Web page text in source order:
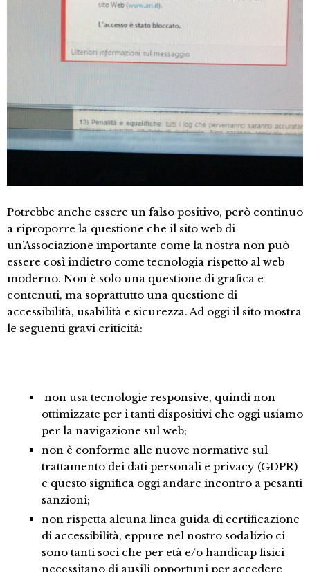
Potrebbe anche essere un falso positivo, però continuo
a riproporre la questione che il sito web di
un’Associazione importante come la nostra non può
essere così indietro come tecnologia rispetto al web
moderno. Non è solo una questione di grafica e
contenuti, ma soprattutto una questione di
accessibilità, usabilità e sicurezza. Ad oggi il sito mostra
le seguenti gravi criticità:
non usa tecnologie responsive, quindi non
ottimizzate per i tanti dispositivi che oggi usiamo
per la navigazione sul web;
non è conforme alle nuove normative sul
trattamento dei dati personali e privacy (GDPR)
e questo significa oggi andare incontro a pesanti
sanzioni;
non rispetta alcuna linea guida di certificazione
di accessibilità, eppure nel nostro sodalizio ci
sono tanti soci che per età e/o handicap fisici
necessitano di ausili opportuni per accedere